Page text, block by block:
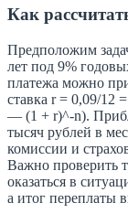
Как
Предположим
лет под 9%
платежа можно
ставка r = 0,09/12
— (1 + r)^-n).
тысяч рублей в
комиссии и
Важно проверить
оказаться в
а итог переплаты